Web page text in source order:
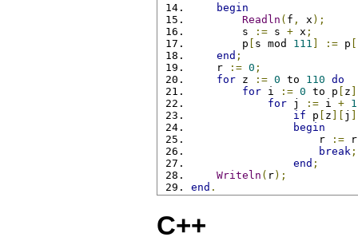
begin
Readln ( f , x );
        s
:= s + x ;
        p
s mod 111 := p
end ;
    r
:= 0 ;
for z := 0 to 110 do
for i := 0 to p z
for j := i + 1
if p z j
begin
                    r
:=
break ;
end ;
Writeln ( r);
end .
C++